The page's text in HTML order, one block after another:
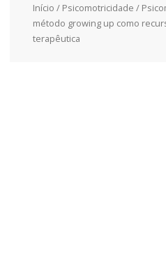
Início / Psicomotricidade /
método growing up como
terapêutica